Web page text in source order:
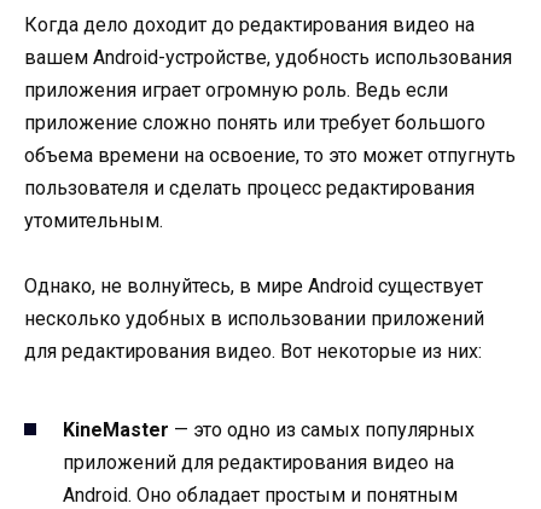
Когда дело доходит до редактирования видео на
вашем Android-устройстве, удобность использования
приложения играет огромную роль. Ведь если
приложение сложно понять или требует большого
объема времени на освоение, то это может отпугнуть
пользователя и сделать процесс редактирования
утомительным.
Однако, не волнуйтесь, в мире Android существует
несколько удобных в использовании приложений
для редактирования видео. Вот некоторые из них:
KineMaster — это одно из самых популярных
приложений для редактирования видео на
Android. Оно обладает простым и понятным